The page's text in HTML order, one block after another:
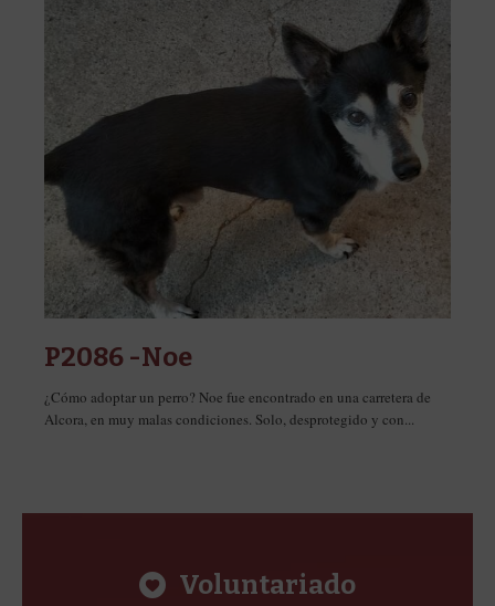
P2086 -Noe
¿Cómo adoptar un perro? Noe fue encontrado en una carretera de
Alcora, en muy malas condiciones. Solo, desprotegido y con...
Voluntariado